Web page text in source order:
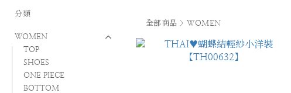
分類
WOMEN
TOP
SHOES
ONE PIECE
BOTTOM
全部商品 >WOMEN